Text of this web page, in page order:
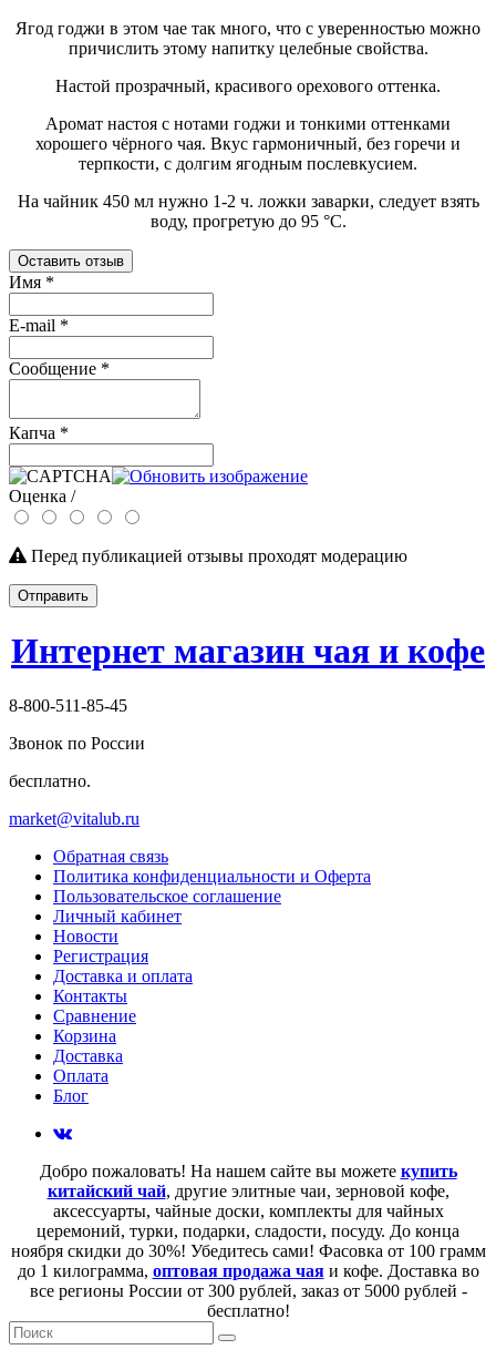
Ягод годжи в этом чае так много, что с уверенностью можно
причислить этому напитку целебные свойства.
Настой прозрачный, красивого орехового оттенка.
Аромат настоя с нотами годжи и тонкими оттенками
хорошего чёрного чая. Вкус гармоничный, без горечи и
терпкости, с долгим ягодным послевкусием.
На чайник 450 мл нужно 1-2 ч. ложки заварки, следует взять
воду, прогретую до 95 °C.
Оставить отзыв
Имя *
E-mail *
Сообщение *
Капча *
Оценка /
Перед публикацией отзывы проходят модерацию
Отправить
Интернет магазин чая и кофе
8-800-511-85-45
Звонок по России
бесплатно.
market@vitalub.ru
Обратная связь
Политика конфиденциальности и Оферта
Пользовательское соглашение
Личный кабинет
Новости
Регистрация
Доставка и оплата
Контакты
Сравнение
Корзина
Доставка
Оплата
Блог
Добро пожаловать! На нашем сайте вы можете купить
китайский чай, другие элитные чаи, зерновой кофе,
аксессуарты, чайные доски, комплекты для чайных
церемоний, турки, подарки, сладости, посуду. До конца
ноября скидки до 30%! Убедитесь сами! Фасовка от 100 грамм
до 1 килограмма, оптовая продажа чаяи кофе. Доставка во
все регионы России от 300 рублей, заказ от 5000 рублей -
бесплатно!